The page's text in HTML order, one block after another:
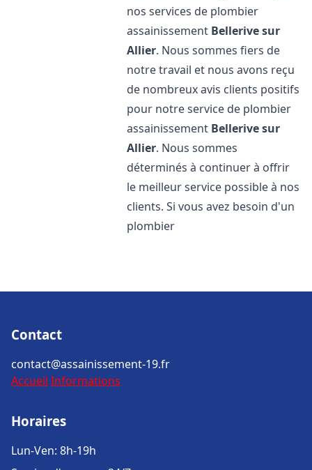
nos services de plombier
assainissement Bellerive sur
Allier. Nous sommes fiers de
notre travail et nous avons reçu
de nombreux avis clients positifs
pour notre service de plombier
assainissement Bellerive sur
Allier. Nous sommes
déterminés à continuer à offrir
le meilleur service possible à nos
clients. Si vous avez besoin d'un
plombier
Contact
contact@assainissement-19.fr
Accueil Informations
Horaires
Lun-Ven: 8h-19h